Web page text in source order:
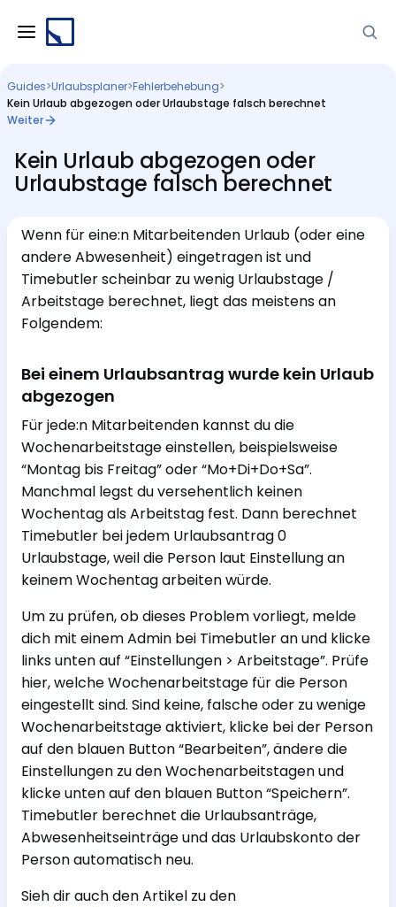
Guides>Urlaubsplaner>Fehlerbehebung>
Kein Urlaub abgezogen oder Urlaubstage falsch berechnet
Weiter
Kein Urlaub abgezogen oder
Urlaubstage falsch berechnet
Wenn für eine:n Mitarbeitenden Urlaub (oder eine
andere Abwesenheit) eingetragen ist und
Timebutler scheinbar zu wenig Urlaubstage /
Arbeitstage berechnet, liegt das meistens an
Folgendem:
Bei einem Urlaubsantrag wurde kein Urlaub
abgezogen
Für jede:n Mitarbeitenden kannst du die
Wochenarbeitstage einstellen, beispielsweise
“Montag bis Freitag” oder “Mo+Di+Do+Sa”.
Manchmal legst du versehentlich keinen
Wochentag als Arbeitstag fest. Dann berechnet
Timebutler bei jedem Urlaubsantrag 0
Urlaubstage, weil die Person laut Einstellung an
keinem Wochentag arbeiten würde.
Um zu prüfen, ob dieses Problem vorliegt, melde
dich mit einem Admin bei Timebutler an und klicke
links unten auf “Einstellungen > Arbeitstage”. Prüfe
hier, welche Wochenarbeitstage für die Person
eingestellt sind. Sind keine, falsche oder zu wenige
Wochenarbeitstage aktiviert, klicke bei der Person
auf den blauen Button “Bearbeiten”, ändere die
Einstellungen zu den Wochenarbeitstagen und
klicke unten auf den blauen Button “Speichern”.
Timebutler berechnet die Urlaubsanträge,
Abwesenheitseinträge und das Urlaubskonto der
Person automatisch neu.
Sieh dir auch den Artikel zu den